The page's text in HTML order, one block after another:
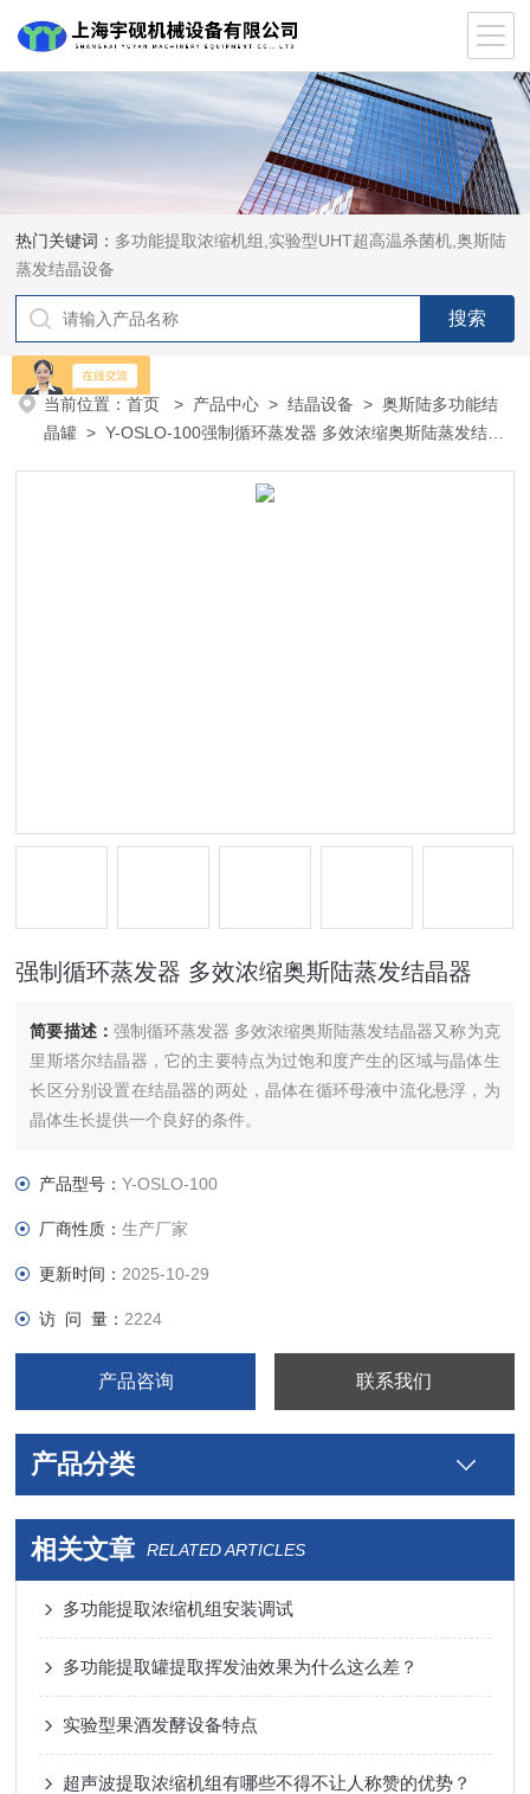
热门关键词： 多功能提取浓缩机组,实验型UHT超高温杀菌机,奥斯陆
蒸发结晶设备
当前位置：首页 > 产品中心 >结晶设备 >奥斯陆多功能结
晶罐 > Y-OSLO-100强制循环蒸发器 多效浓缩奥斯陆蒸发结晶
强制循环蒸发器 多效浓缩奥斯陆蒸发结晶器
简要描述： 强制循环蒸发器 多效浓缩奥斯陆蒸发结晶器又称为克
里斯塔尔结晶器，它的主要特点为过饱和度产生的区域与晶体生
长区分别设置在结晶器的两处，晶体在循环母液中流化悬浮，为
晶体生长提供一个良好的条件。
产品型号：Y-OSLO-100
厂商性质：生产厂家
更新时间： 2025-10-29
访 问 量： 2224
产品咨询 联系我们
产品分类
相关文章 RELATED ARTICLES
多功能提取浓缩机组安装调试
多功能提取罐提取挥发油效果为什么这么差？
实验型果酒发酵设备特点
超声波提取浓缩机组有哪些不得不让人称赞的优势？